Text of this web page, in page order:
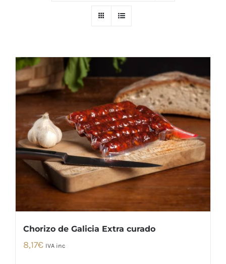
Chorizo de Galicia Extra curado
8,17€ IVA inc